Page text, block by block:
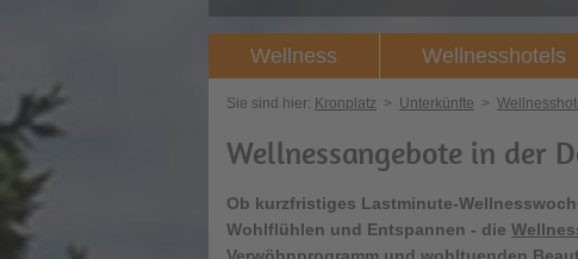
Wellness Wellnesshotels
Sie sind hier: Kronplatz > Unterkünfte >
Wellnessangebote in der
Ob kurzfristiges Lastminute-
Wohlflühlen und Entspannen - die